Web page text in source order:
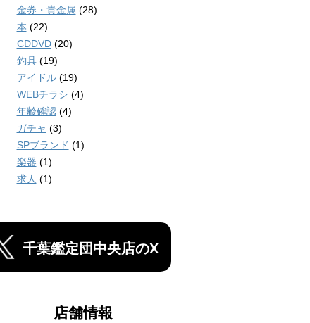
金券・貴金属 (28)
本 (22)
CDDVD(20)
釣具(19)
アイドル(19)
WEBチラシ (4)
年齢確認(4)
ガチャ (3)
SPブランド (1)
楽器 (1)
求人 (1)
千葉鑑定団中央店のX
店舗情報